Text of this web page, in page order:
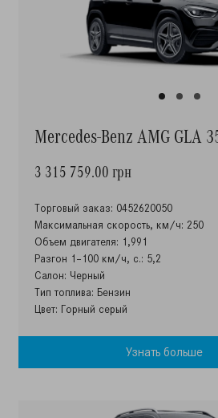
Mercedes-Benz AMG GLA
3 315 759.00 грн
Торговый заказ: 0452620050
Максимальная скорость, км/ч: 250
Объем двигателя: 1,991
Разгон 1–100 км/ч, с.: 5,2
Салон: Черный
Тип топлива: Бензин
Цвет: Горный серый
Узнать больше